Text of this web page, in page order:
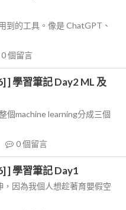
到的工具。像是 ChatGPT、
0個留言
] 學習筆記 Day2 ML 及
個machine learning分成三個
0個留言
] 學習筆記 Day1
因為我個人想趁著育嬰假空